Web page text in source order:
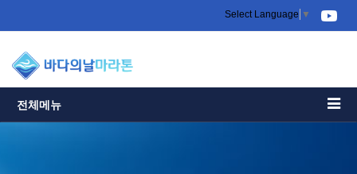
Select Language ▼
전체메뉴